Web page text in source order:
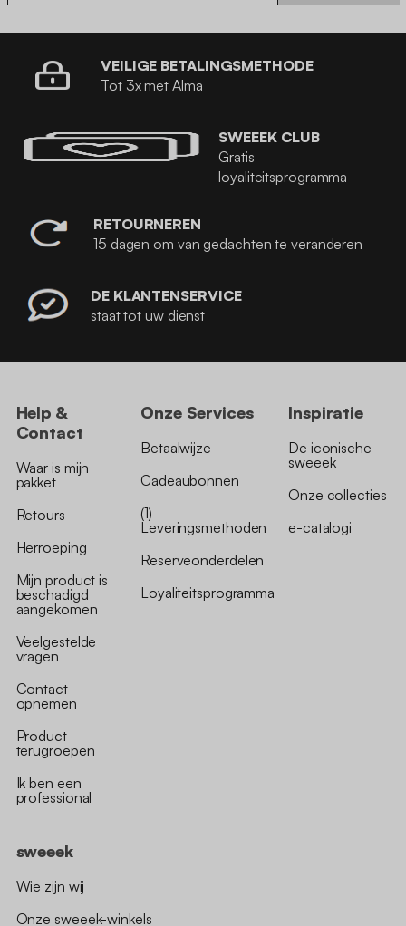
VEILIGE BETALINGSMETHODE
Tot 3x met Alma
SWEEEK CLUB
Gratis
loyaliteitsprogramma
RETOURNEREN
15 dagen om van gedachten te veranderen
DE KLANTENSERVICE
staat tot uw dienst
Help &
Contact
Waar is mijn
pakket
Retours
Herroeping
Mijn product is
beschadigd
aangekomen
Veelgestelde
vragen
Contact
opnemen
Product
terugroepen
Ik ben een
professional
Onze Services
Betaalwijze
Cadeaubonnen
(1)
Leveringsmethoden
Reserveonderdelen
Loyaliteitsprogramma
Inspiratie
De iconische
sweeek
Onze collecties
e-catalogi
sweeek
Wie zijn wij
Onze sweeek-winkels